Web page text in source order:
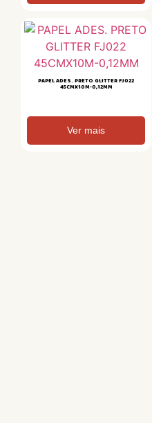
PAPEL ADES. PRETO GLITTER FJ022
45CMX10M-0,12MM
Ver mais